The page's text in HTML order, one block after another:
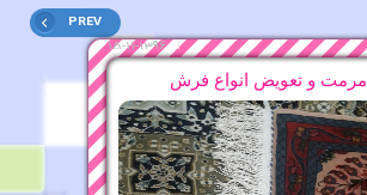
PREV
قالیشویی محدوده بلوار کشاورز ۸۸۲۱۶۰۷۵
12-11-1396
قالیشویی محدوده جیحون ۶۶۵۳۰۸۸۱
16-11-1396
قالیشویی محدوده علی آباد
مرمت و تعویض انواع فرش